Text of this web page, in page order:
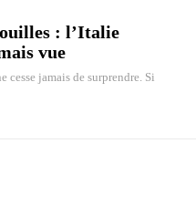
: l’Italie
vue
cesse jamais de surprendre. Si